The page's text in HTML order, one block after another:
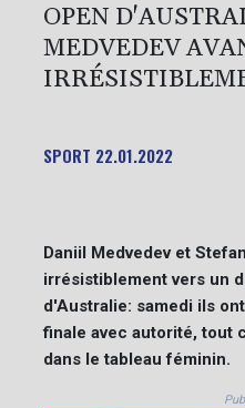
OPEN
MEDVEDEV
SPORT 22.01.2022
Daniil Medvedev et
irrésistiblement vers un
d'Australie: samedi ils
finale avec autorité, tout
dans le tableau féminin.